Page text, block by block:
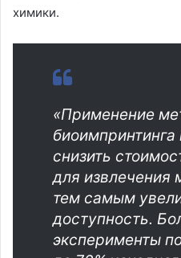
химики.
«Применение
биоимпринтинга
снизить
для извлечения
тем самым
доступность.
эксперименты